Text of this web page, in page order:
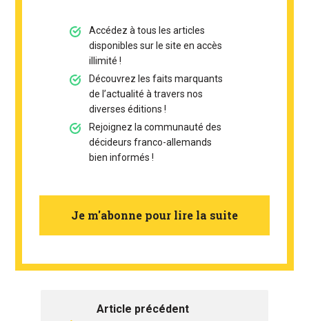
Accédez à tous les articles
disponibles sur le site en accès
illimité !
Découvrez les faits marquants
de l’actualité à travers nos
diverses éditions !
Rejoignez la communauté des
décideurs franco-allemands
bien informés !
Je m'abonne pour lire la suite
Article précédent